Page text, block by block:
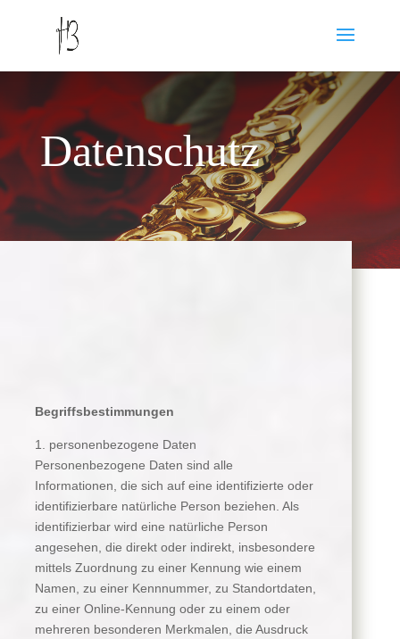
Datenschutz
Begriffsbestimmungen
1. personenbezogene Daten
Personenbezogene Daten sind alle
Informationen, die sich auf eine identifizierte oder
identifizierbare natürliche Person beziehen. Als
identifizierbar wird eine natürliche Person
angesehen, die direkt oder indirekt, insbesondere
mittels Zuordnung zu einer Kennung wie einem
Namen, zu einer Kennnummer, zu Standortdaten,
zu einer Online-Kennung oder zu einem oder
mehreren besonderen Merkmalen, die Ausdruck